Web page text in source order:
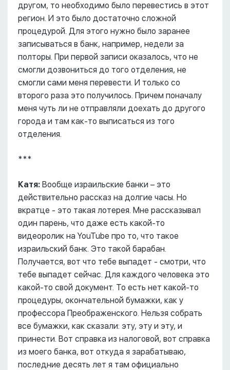
другом, то необходимо было перевестись в этот
регион. И это было достаточно сложной
процедурой. Для этого нужно было заранее
записываться в банк, например, недели за
полторы. При первой записи оказалось, что не
смогли дозвониться до того отделения, не
смогли сами меня перевести. И только со
второго раза это получилось. Причем поначалу
меня чуть ли не отправляли доехать до другого
города и там как-то выписаться из того
отделения.
***
Катя: Вообще израильские банки – это
действительно рассказ на долгие часы. Но
вкратце - это такая лотерея. Мне рассказывал
один парень, что даже есть какой-то
видеоролик на YouTube про то, что такое
израильский банк. Это такой барабан.
Получается, вот что тебе выпадет - смотри, что
тебе выпадет сейчас. Для каждого человека это
какой-то свой документ. То есть нет какой-то
процедуры, окончательной бумажки, как у
профессора Преображенского. Нельзя собрать
все бумажки, как сказали: эту, эту и эту, и
принести. Вот справка из налоговой, вот справка
из моего банка, вот откуда я зарабатываю,
последние десять лет я там официально